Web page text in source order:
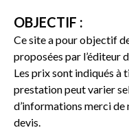
OBJECTIF :
Ce site a pour objectif
proposées par l’éditeur
Les prix sont indiqués
prestation peut varier
d’informations merci
devis.